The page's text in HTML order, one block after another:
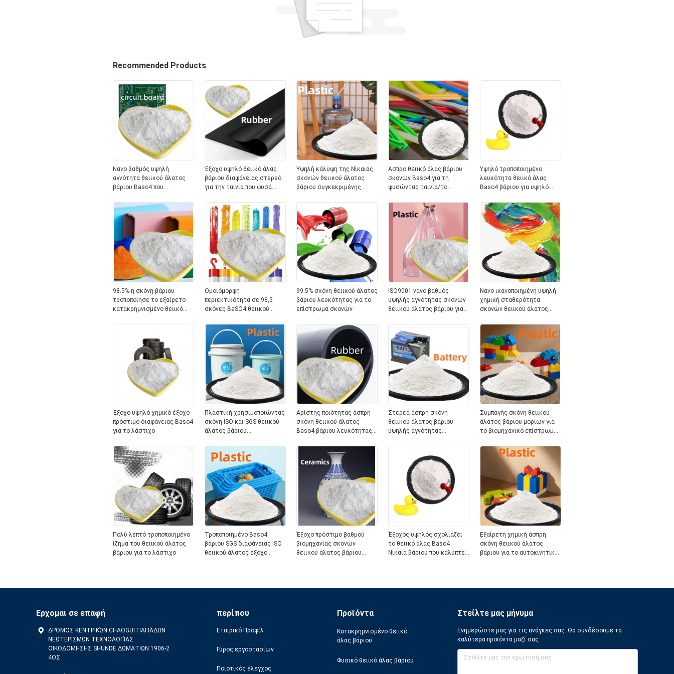
Recommended Products
Νανο βαθμός υψηλή
αγνότητα θειικού άλατος
βάριου Baso4 που
πίνακα κυκλωμάτων
Έξοχο υψηλό θειικό άλας
βάριου διαφάνειας στερεό
για την ταινία που φυσά
Υψηλή κάλυψη της Νίκαιας
σκονών θειικού άλατος
βάριου συγκεκριμένης
Άσπρο θειικό άλας βάριου
σκονών Baso4 για τη
φυσώντας ταινία/το
Υψηλό τροποποιημένο
λευκότητα θειικό άλας
Baso4 βάριου για υψηλό
98.5% η σκόνη βάριου
τροποποίησε το εξαίρετο
κατακρημνισμένο θειικό
Ομοιόμορφη
περιεκτικότητα σε 98,5
σκόνες BaSO4 θειικού
μορίων
99.5% σκόνη θειικού άλατος
βάριου λευκότητας για το
επίστρωμα σκονών
ISO9001 νανο βαθμός
υψηλής αγνότητας σκονών
θειικού άλατος βάριου για
Νανο ικανοποιημένη υψηλή
χημική σταθερότητα
σκονών θειικού άλατος
Έξοχο υψηλό χημικό έξοχο
πρόστιμο διαφάνειας Baso4
για το λάστιχο
Πλαστική χρησιμοποιώντας
σκόνη ISO και SGS θειικού
άλατος βάριου
Αρίστης ποιότητας άσπρη
σκόνη θειικού άλατος
Baso4 βάριου λευκότητας
Στερεά άσπρη σκόνη
θειικού άλατος βάριου
υψηλής αγνότητας
Συμπαγής σκόνη θειικού
άλατος βάριου μορίων για
το βιομηχανικό επίστρωμα
πληρώσεως βαθμού
Πολύ λεπτό τροποποιημένο
ίζημα του θειικού άλατος
βάριου για το λάστιχο
Τροποποιημένο Baso4
βάριου SGS διαφάνειας ISO
θειικού άλατος έξοχο
Έξοχο πρόστιμο βαθμού
βιομηχανίας σκονών
θειικού άλατος βάριου
Έξοχος υψηλός σχολιάζει
το θειικό άλας Baso4
Νίκαια βάριου που καλύπτει
Εξαίρετη χημική άσπρη
σκόνη θειικού άλατος
βάριου για το αυτοκινητικό
Ερχομαι σε επαφή
ΔΡΌΜΟΣ ΚΕΝΤΡΙΚΏΝ CHAOGUI ΓΙΑΓΙΆΔΩΝ
ΝΕΩΤΕΡΙΣΜΏΝ ΤΕΧΝΟΛΟΓΊΑΣ
ΟΙΚΟΔΟΜΗΣΗΣ SHUNDE ΔΩΜΑΤΙΩΝ 1906-2
4ΟΣ
περίπου
Εταιρικό Προφίλ
Γύρος εργοστασίων
Ποιοτικός έλεγχος
Προϊόντα
Κατακρημνισμένο θειικό
άλας βάριου
Φυσικό θειικό άλας βάριου
Στείλτε μας μήνυμα
Ενημερώστε μας για τις ανάγκες σας. Θα συνδέσουμε τα
καλύτερα προϊόντα μαζί σας.